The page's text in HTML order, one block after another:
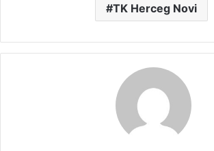
TK Herceg Novi